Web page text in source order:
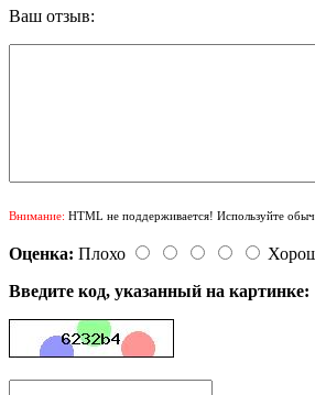
Ваш отзыв:
Внимание: HTML не поддерживается! Используйте
Оценка: Плохо
Введите код, указанный на картинке: